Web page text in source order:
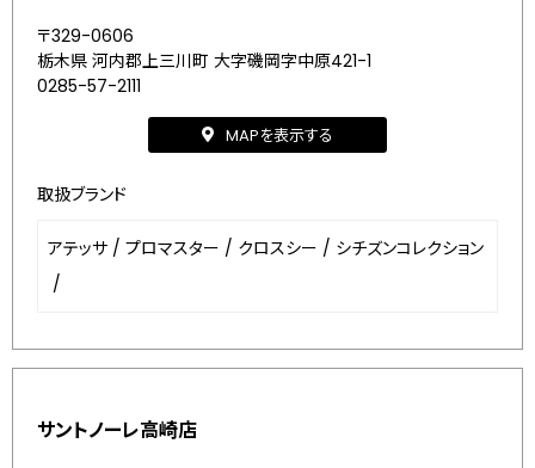
〒329-0606
栃木県 河内郡上三川町 大字磯岡字中原421-1
0285-57-2111
MAPを表示する
取扱ブランド
アテッサ / プロマスター / クロスシー / シチズンコレクション
/
サントノーレ高崎店